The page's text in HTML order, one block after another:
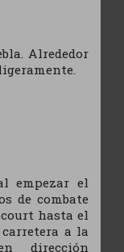
Alrededor
empezar el
de combate
hasta el
a la
dirección